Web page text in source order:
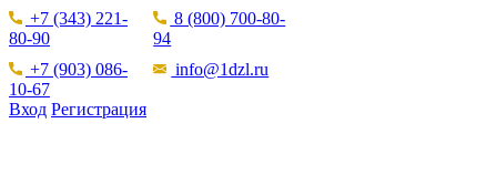
+7 (343) 221-
80-90
8 (800) 700-80-
94
+7 (903) 086-
10-67
info@1dzl.ru
Вход Регистрация